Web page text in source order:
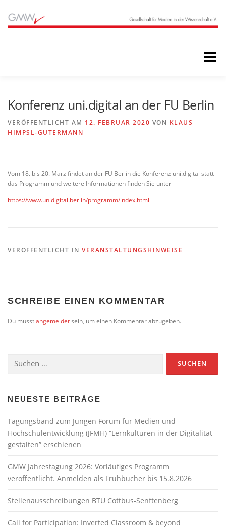
Inhalt
springen
Menü
ANGEBOTE ARCHIV
Konferenz uni.digital an der FU Berlin
VERÖFFENTLICHT AM 12. FEBRUAR 2020 VON KLAUS
HIMPSL-GUTERMANN
Vom 18. bis 20. März findet an der FU Berlin die Konferenz uni.digital statt –
das Programm und weitere Informationen finden Sie unter
https://www.unidigital.berlin/programm/index.html
VERÖFFENTLICHT IN VERANSTALTUNGSHINWEISE
SCHREIBE EINEN KOMMENTAR
Du musstangemeldetsein, um einen Kommentar abzugeben.
nach:
NEUESTE BEITRÄGE
Tagungsband zum Jungen Forum für Medien und
Hochschulentwicklung (JFMH) “Lernkulturen in der Digitalität
gestalten” erschienen
GMW Jahrestagung 2026: Vorläufiges Programm
veröffentlicht. Anmelden als Frühbucher bis 15.8.2026
Stellenausschreibungen BTU Cottbus-Senftenberg
Call for Participation: Inverted Classroom & beyond